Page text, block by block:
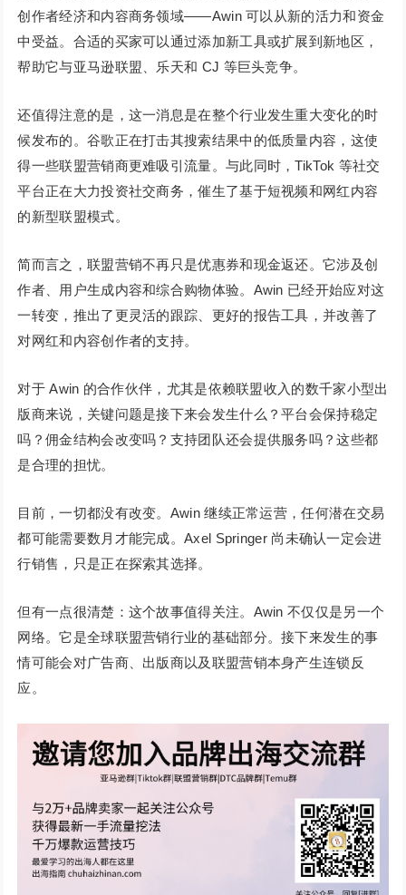
创作者经济和内容商务领域——Awin 可以从新的活力和资金
中受益。合适的买家可以通过添加新工具或扩展到新地区，
帮助它与亚马逊联盟、乐天和 CJ 等巨头竞争。
还值得注意的是，这一消息是在整个行业发生重大变化的时
候发布的。谷歌正在打击其搜索结果中的低质量内容，这使
得一些联盟营销商更难吸引流量。与此同时，TikTok 等社交
平台正在大力投资社交商务，催生了基于短视频和网红内容
的新型联盟模式。
简而言之，联盟营销不再只是优惠券和现金返还。它涉及创
作者、用户生成内容和综合购物体验。Awin 已经开始应对这
一转变，推出了更灵活的跟踪、更好的报告工具，并改善了
对网红和内容创作者的支持。
对于 Awin 的合作伙伴，尤其是依赖联盟收入的数千家小型出
版商来说，关键问题是接下来会发生什么？平台会保持稳定
吗？佣金结构会改变吗？支持团队还会提供服务吗？这些都
是合理的担忧。
目前，一切都没有改变。Awin 继续正常运营，任何潜在交易
都可能需要数月才能完成。Axel Springer 尚未确认一定会进
行销售，只是正在探索其选择。
但有一点很清楚：这个故事值得关注。Awin 不仅仅是另一个
网络。它是全球联盟营销行业的基础部分。接下来发生的事
情可能会对广告商、出版商以及联盟营销本身产生连锁反
应。